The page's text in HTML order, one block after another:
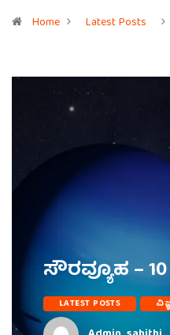
Home Latest Posts
ಸೌರವ್ಯೂಹ –
LATEST POSTS